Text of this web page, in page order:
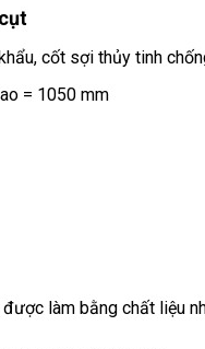
cốt sợi thủy tinh
= 1050 mm
làm bằng chất liệu